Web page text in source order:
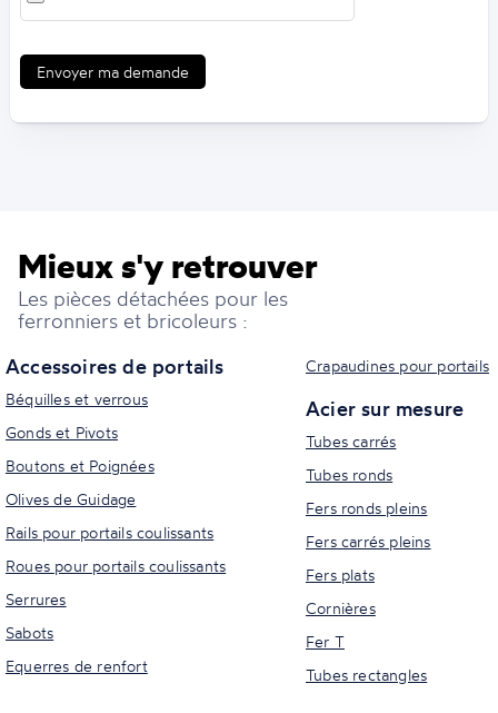
Envoyer ma demande
Mieux s'y retrouver
Les pièces détachées pour les
ferronniers et bricoleurs :
Accessoires de portails
Béquilles et verrous
Gonds et Pivots
Boutons et Poignées
Olives de Guidage
Rails pour portails coulissants
Roues pour portails coulissants
Serrures
Sabots
Equerres de renfort
Crapaudines pour portails
Acier sur mesure
Tubes carrés
Tubes ronds
Fers ronds pleins
Fers carrés pleins
Fers plats
Cornières
Fer T
Tubes rectangles